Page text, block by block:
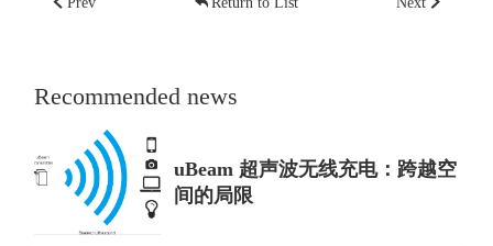
Recommended news
uBeam 超声波无线充电：跨越空
间的局限